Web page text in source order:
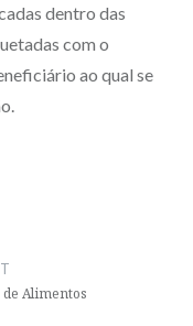
dentro das
com o
ao qual se
Alimentos